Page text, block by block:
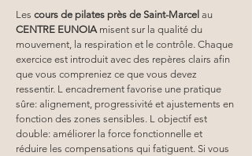
Les cours de pilates près de Saint-Marcel au
CENTRE EUNOIA misent sur la qualité du
mouvement, la respiration et le contrôle. Chaque
exercice est introduit avec des repères clairs afin
que vous compreniez ce que vous devez
ressentir. L encadrement favorise une pratique
sûre: alignement, progressivité et ajustements en
fonction des zones sensibles. L objectif est
double: améliorer la force fonctionnelle et
réduire les compensations qui fatiguent. Si vous